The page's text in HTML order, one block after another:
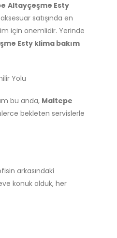
Altayçeşme Esty
satışında en
için önemlidir. Yerinde
Esty klima bakım
Yolu
bu anda, Maltepe
bekleten servislerle
arkasındaki
konuk olduk, her